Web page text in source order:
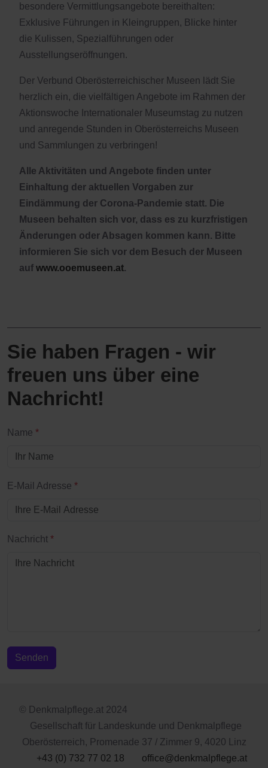
besondere Vermittlungsangebote bereithalten:
Exklusive Führungen in Kleingruppen, Blicke hinter
die Kulissen, Spezialführungen oder
Ausstellungseröffnungen.
Der Verbund Oberösterreichischer Museen lädt Sie
herzlich ein, die vielfältigen Angebote im Rahmen der
Aktionswoche Internationaler Museumstag zu nutzen
und anregende Stunden in Oberösterreichs Museen
und Sammlungen zu verbringen!
Alle Aktivitäten und Angebote finden unter
Einhaltung der aktuellen Vorgaben zur
Eindämmung der Corona-Pandemie statt. Die
Museen behalten sich vor, dass es zu kurzfristigen
Änderungen oder Absagen kommen kann. Bitte
informieren Sie sich vor dem Besuch der Museen
auf www.ooemuseen.at.
Sie haben Fragen - wir
freuen uns über eine
Nachricht!
Name *
E-Mail Adresse *
Nachricht *
Senden
© Denkmalpflege.at 2024
Gesellschaft für Landeskunde und Denkmalpflege
Oberösterreich, Promenade 37 / Zimmer 9, 4020 Linz
+43 (0) 732 77 02 18
office@denkmalpflege.at